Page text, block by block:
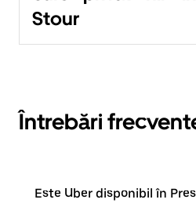
Stour
Întrebări
Este Uber disponibil în